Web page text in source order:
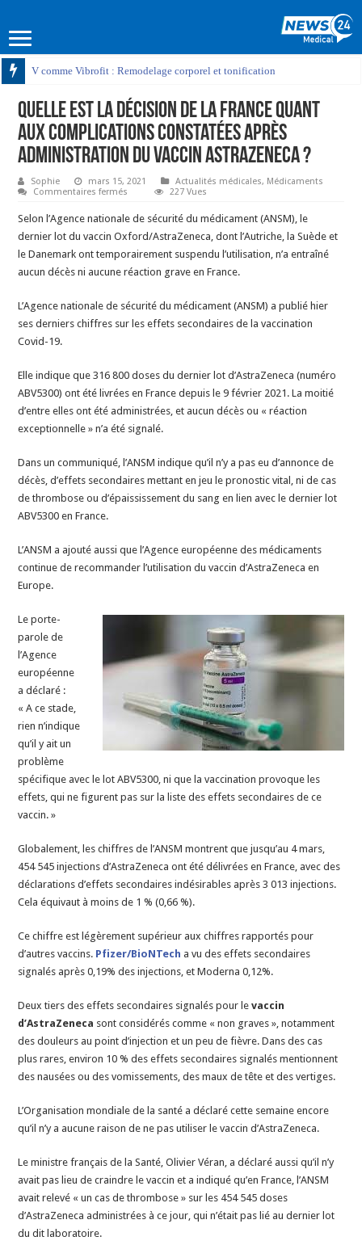
V comme Vibrofit : Remodelage corporel et tonification
Quelle est la décision de la France quant
aux complications constatées après
administration du Vaccin AstraZeneca ?
Sophie mars 15, 2021 Actualités médicales, Médicaments
Commentaires fermés
est
la
décision
de
la
quant
constatées
après
administration
?
227 Vues
Selon l’Agence nationale de sécurité du médicament (ANSM), le
dernier lot du vaccin Oxford/AstraZeneca, dont l’Autriche, la Suède et
le Danemark ont temporairement suspendu l’utilisation, n’a entraîné
aucun décès ni aucune réaction grave en France.
L’Agence nationale de sécurité du médicament (ANSM) a publié hier
ses derniers chiffres sur les effets secondaires de la vaccination
Covid-19.
Elle indique que 316 800 doses du dernier lot d’AstraZeneca (numéro
ABV5300) ont été livrées en France depuis le 9 février 2021. La moitié
d’entre elles ont été administrées, et aucun décès ou « réaction
exceptionnelle » n’a été signalé.
Dans un communiqué, l’ANSM indique qu’il n’y a pas eu d’annonce de
décès, d’effets secondaires mettant en jeu le pronostic vital, ni de cas
de thrombose ou d’épaississement du sang en lien avec le dernier lot
ABV5300 en France.
L’ANSM a ajouté aussi que l’Agence européenne des médicaments
continue de recommander l’utilisation du vaccin d’AstraZeneca en
Europe.
Le porte-
parole de
l’Agence
européenne
a déclaré :
« A ce stade,
rien n’indique
qu’il y ait un
problème
spécifique avec le lot ABV5300, ni que la vaccination provoque les
effets, qui ne figurent pas sur la liste des effets secondaires de ce
vaccin. »
Globalement, les chiffres de l’ANSM montrent que jusqu’au 4 mars,
454 545 injections d’AstraZeneca ont été délivrées en France, avec des
déclarations d’effets secondaires indésirables après 3 013 injections.
Cela équivaut à moins de 1 % (0,66 %).
Ce chiffre est légèrement supérieur aux chiffres rapportés pour
d’autres vaccins. Pfizer/BioNTech a vu des effets secondaires
signalés après 0,19% des injections, et Moderna 0,12%.
Deux tiers des effets secondaires signalés pour le vaccin
d’AstraZeneca sont considérés comme « non graves », notamment
des douleurs au point d’injection et un peu de fièvre. Dans des cas
plus rares, environ 10 % des effets secondaires signalés mentionnent
des nausées ou des vomissements, des maux de tête et des vertiges.
L’Organisation mondiale de la santé a déclaré cette semaine encore
qu’il n’y a aucune raison de ne pas utiliser le vaccin d’AstraZeneca.
Le ministre français de la Santé, Olivier Véran, a déclaré aussi qu’il n’y
avait pas lieu de craindre le vaccin et a indiqué qu’en France, l’ANSM
avait relevé « un cas de thrombose » sur les 454 545 doses
d’AstraZeneca administrées à ce jour, qui n’était pas lié au dernier lot
du dit laboratoire.